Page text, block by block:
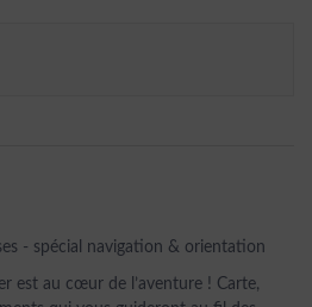
- spécial navigation & orientation
est au cœur de l’aventure ! Carte,